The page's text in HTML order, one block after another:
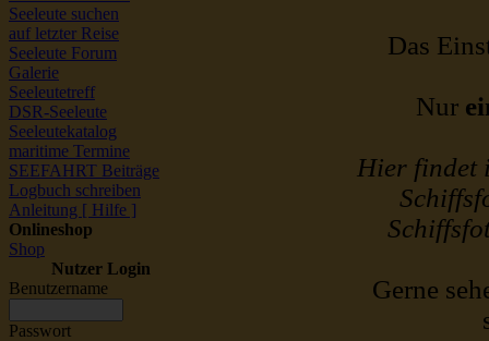
Seeleute suchen
auf letzter Reise
Seeleute Forum
Galerie
Seeleutetreff
DSR-Seeleute
Seeleutekatalog
maritime Termine
SEEFAHRT Beiträge
Logbuch schreiben
Anleitung [ Hilfe ]
Onlineshop
Shop
Nutzer Login
Benutzername
Passwort
Das
Nur
Hier findet
Gerne